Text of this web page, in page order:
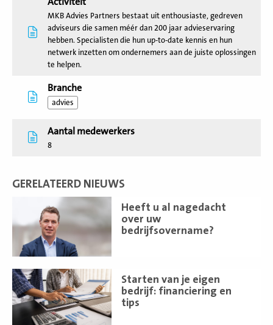
MKB Advies Partners bestaat uit enthousiaste, gedreven
adviseurs die samen méér dan 200 jaar advieservaring
hebben. Specialisten die hun up-to-date kennis en hun
netwerk inzetten om ondernemers aan de juiste oplossingen
te helpen.
Branche
advies
Aantal medewerkers
8
GERELATEERD NIEUWS
Heeft u al nagedacht
over uw
bedrijfsovername?
Starten van je eigen
bedrijf: financiering en
tips
Lees
meer